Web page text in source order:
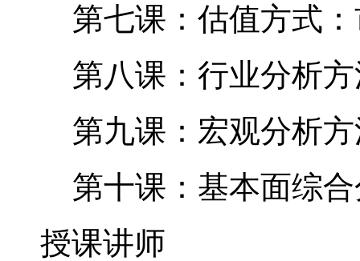
第七课：估值方式
第八课：行业分析
第九课：宏观分析
第十课：基本面综
授课讲师